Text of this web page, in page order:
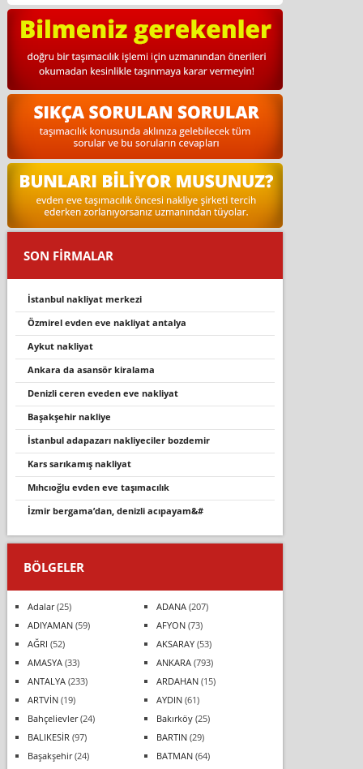
SON FİRMALAR
i̇stanbul nakliyat merkezi
özmi̇rel evden eve nakli̇yat antalya
aykut nakliyat
ankara da asansör kiralama
denizli ceren eveden eve nakliyat
başakşehir nakliye
i̇stanbul adapazari nakli̇yeci̇ler bozdemi̇r
kars sarıkamış nakliyat
mıhcıoğlu evden eve taşımacılık
i̇zmir bergama’dan, denizli acıpayam&#
BÖLGELER
Adalar(25) ADANA(207)
ADIYAMAN(59) AFYON(73)
AĞRI (52) AKSARAY(53)
AMASYA(33) ANKARA(793)
ANTALYA(233) ARDAHAN(15)
ARTVİN(19) AYDIN(61)
Bahçelievler(24) Bakırköy(25)
BALIKESİR (97) BARTIN(29)
Başakşehir(24) BATMAN(64)